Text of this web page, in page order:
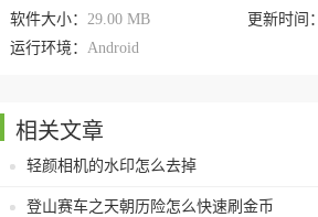
软件大小： 29.00 MB 更新时间：
运行环境： Android
相关文章
轻颜相机的水印怎么去掉
登山赛车之天朝历险怎么快速刷金币